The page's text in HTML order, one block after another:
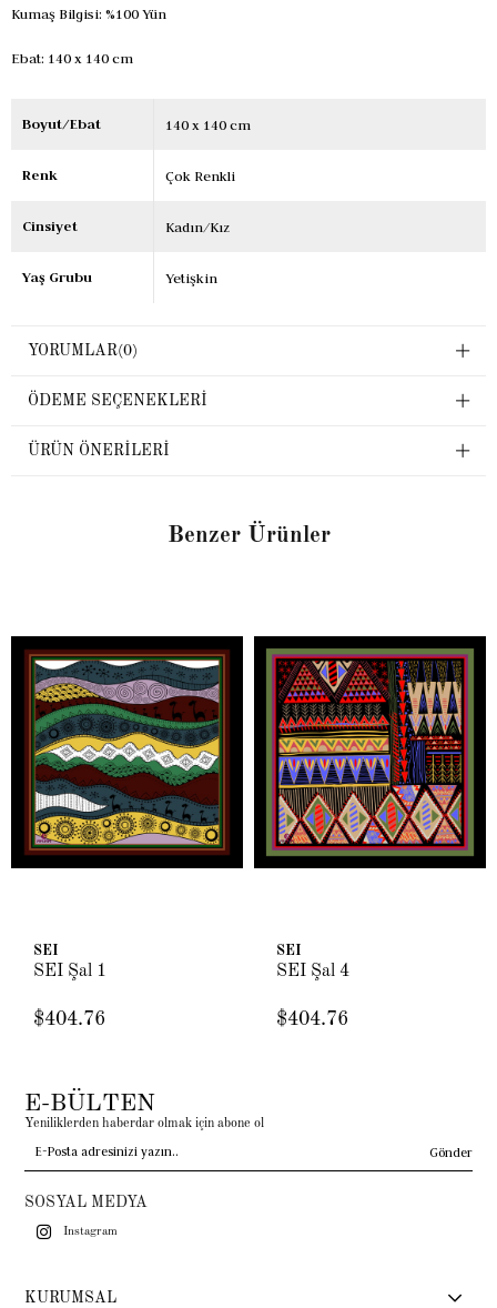
Kumaş Bilgisi: %100 Yün
Ebat: 140 x 140 cm
Boyut/Ebat 140 x 140 cm
Renk Çok Renkli
Cinsiyet Kadın/Kız
Yaş Grubu Yetişkin
YORUMLAR(0)
ÖDEME SEÇENEKLERI
ÜRÜN ÖNERILERI
Benzer Ürünler
SEI
SEI Şal 1
$404.76
SEI
SEI Şal 4
$404.76
E-BÜLTEN
Yeniliklerden haberdar olmak için abone ol
Gönder
SOSYAL MEDYA
Instagram
KURUMSAL